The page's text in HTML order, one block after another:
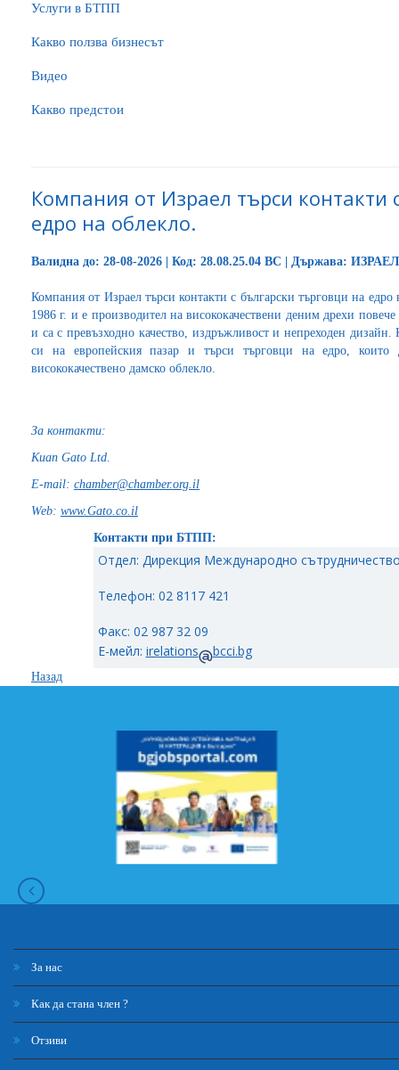
Услуги в БТПП
Какво ползва бизнесът
Видео
Какво предстои
Компания от Израел търси контакти
едро на облекло.
Валидна до: 28-08-2026 | Код: 28.08.25.04 BC | Държава: ИЗРАЕЛ
Компания от Израел търси контакти с български търговци на
1986 г. и е производител на висококачествени деним дрехи
и са с превъзходно качество, издръжливост и непреходен
си на европейския пазар и търси търговци на едро, които
висококачествено дамско облекло.
За контакти:
Kuan Gato Ltd.
E-mail: chamber@chamber.org.il
Web: www.Gato.co.il
Контакти при БТПП:
Отдел: Дирекция Международно
Телефон: 02 8117 421
Факс: 02 987 32 09
Е-мейл: irelations bcci.bg
Назад
За нас
Как да стана член ?
Отзиви